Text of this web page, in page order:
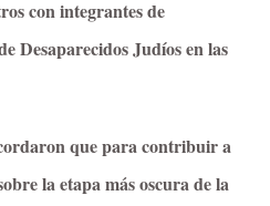
con integrantes de
Desaparecidos Judíos en las
que para contribuir a
la etapa más oscura de la